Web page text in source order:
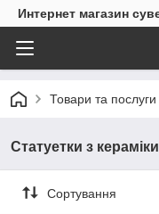
Интернет магазин
Товари та послуги
Статуетки з кераміки
Сортування